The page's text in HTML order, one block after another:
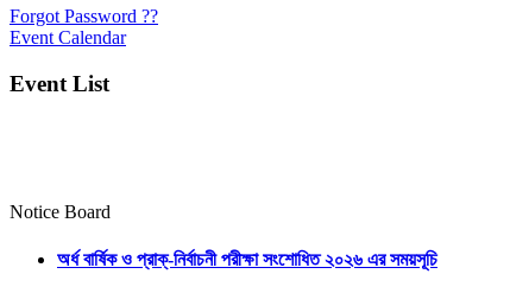
Forgot Password ??
Event Calendar
Event List
Notice Board
অর্ধ বার্ষিক ও প্রাক্-নির্বাচনী পরীক্ষা সংশোধিত ২০২৬ এর সময়সূচি